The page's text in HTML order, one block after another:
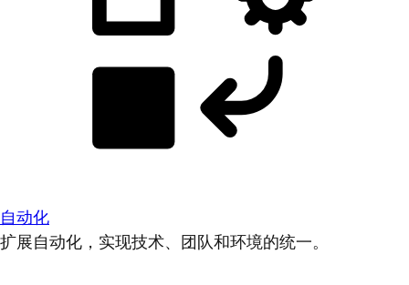
自动化
扩展自动化，实现技术、团队和环境的统一。